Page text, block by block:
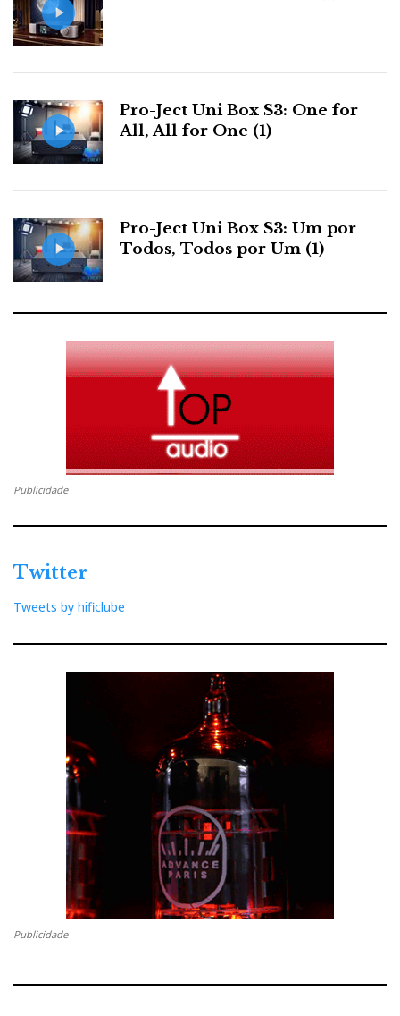
Pro-Ject Uni Box S3: One for
All, All for One (1)
Pro-Ject Uni Box S3: Um por
Todos, Todos por Um (1)
Publicidade
Twitter
Tweets by hificlube
Publicidade